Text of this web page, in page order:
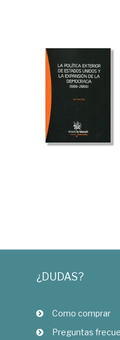
¿DUDAS?
Como comprar
Preguntas